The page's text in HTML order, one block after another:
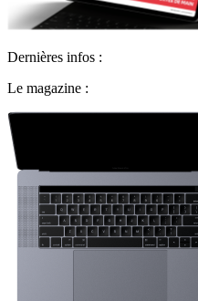
Dernières infos :
Le magazine :